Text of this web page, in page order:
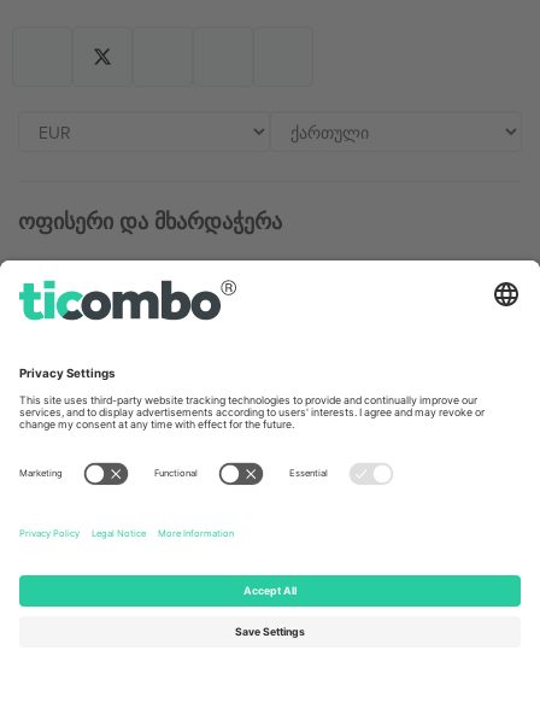
ოფისერი და მხარდაჭერა
Unter den Linden 24, 10117
167 City Road, London, Greater
United States
Newark, Delaware 19713, United
Switzerland
Engelberg, Switzerland
Bulgaria
Regus Sofia City West, bul
Totleben 53-55, 1606 Sofia,
UAE Dubai Silicon Oasis, DDP
Building A1, Office 302, Dubai,
United Arab Emirates